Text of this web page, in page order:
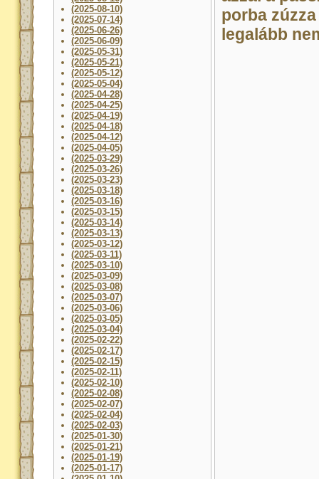
(2025-08-10)
(2025-07-14)
(2025-06-26)
(2025-06-09)
(2025-05-31)
(2025-05-21)
(2025-05-12)
(2025-05-04)
(2025-04-28)
(2025-04-25)
(2025-04-19)
(2025-04-18)
(2025-04-12)
(2025-04-05)
(2025-03-29)
(2025-03-26)
(2025-03-23)
(2025-03-18)
(2025-03-16)
(2025-03-15)
(2025-03-14)
(2025-03-13)
(2025-03-12)
(2025-03-11)
(2025-03-10)
(2025-03-09)
(2025-03-08)
(2025-03-07)
(2025-03-06)
(2025-03-05)
(2025-03-04)
(2025-02-22)
(2025-02-17)
(2025-02-15)
(2025-02-11)
(2025-02-10)
(2025-02-08)
(2025-02-07)
(2025-02-04)
(2025-02-03)
(2025-01-30)
(2025-01-21)
(2025-01-19)
(2025-01-17)
porba
legalább